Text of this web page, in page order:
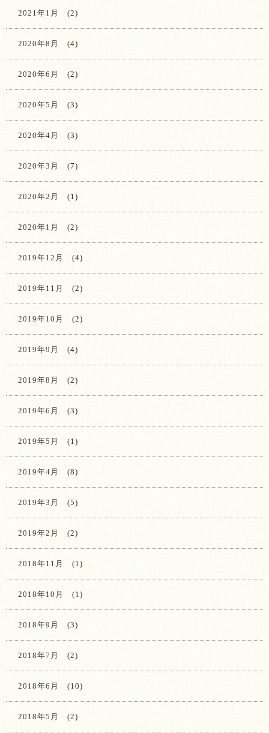
2021年1月 (2)
2020年8月 (4)
2020年6月 (2)
2020年5月 (3)
2020年4月 (3)
2020年3月 (7)
2020年2月 (1)
2020年1月 (2)
2019年12月 (4)
2019年11月 (2)
2019年10月 (2)
2019年9月 (4)
2019年8月 (2)
2019年6月 (3)
2019年5月 (1)
2019年4月 (8)
2019年3月 (5)
2019年2月 (2)
2018年11月 (1)
2018年10月 (1)
2018年9月 (3)
2018年7月 (2)
2018年6月 (10)
2018年5月 (2)